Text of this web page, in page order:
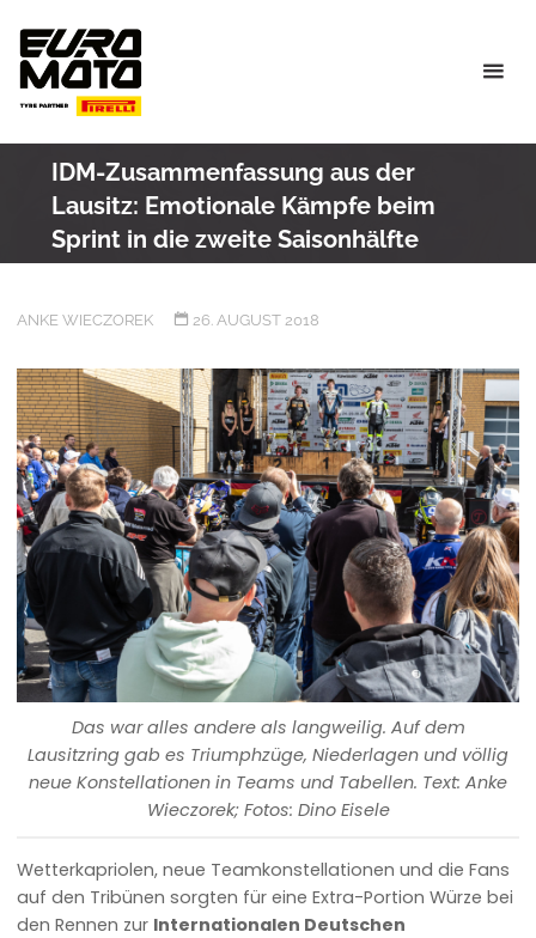
content
IDM-Zusammenfassung aus der
Lausitz: Emotionale Kämpfe beim
Sprint in die zweite Saisonhälfte
ANKE WIECZOREK 26. AUGUST 2018
Das war alles andere als langweilig. Auf dem
Lausitzring gab es Triumphzüge, Niederlagen und völlig
neue Konstellationen in Teams und Tabellen. Text: Anke
Wieczorek; Fotos: Dino Eisele
Wetterkapriolen, neue Teamkonstellationen und die Fans
auf den Tribünen sorgten für eine Extra-Portion Würze bei
den Rennen zur Internationalen Deutschen